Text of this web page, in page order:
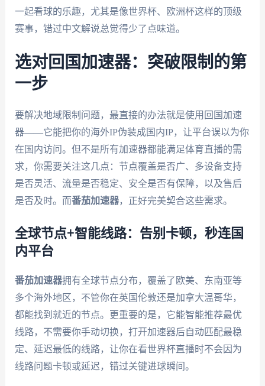
一起看球的乐趣，尤其是像世界杯、欧洲杯这样的顶级
赛事，错过中文解说总觉得少了点味道。
选对回国加速器：突破限制的第
一步
要解决地域限制问题，最直接的办法就是使用回国加速
器——它能把你的海外IP伪装成国内IP，让平台误以为你
在国内访问。但不是所有加速器都能满足体育直播的需
求，你需要关注这几点：节点覆盖是否广、多设备支持
是否灵活、流量是否稳定、安全是否有保障，以及售后
是否及时。而番茄加速器，正好完美契合这些需求。
全球节点+智能线路：告别卡顿，秒连国
内平台
番茄加速器拥有全球节点分布，覆盖了欧美、东南亚等
多个海外地区，不管你在英国伦敦还是加拿大温哥华，
都能找到就近的节点。更重要的是，它能智能推荐最优
线路，不需要你手动切换，打开加速器后自动匹配最稳
定、延迟最低的线路，让你在看世界杯直播时不会因为
线路问题卡顿或延迟，错过关键进球瞬间。